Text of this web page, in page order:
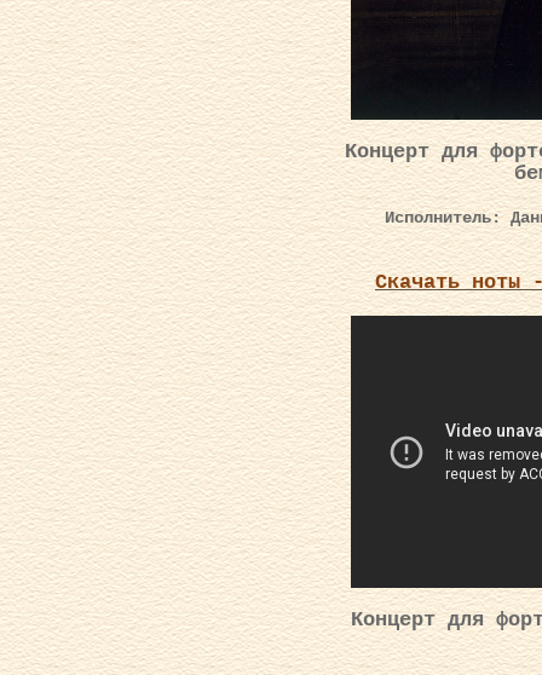
Концерт для
Исполнитель:
Скачать
Концерт для